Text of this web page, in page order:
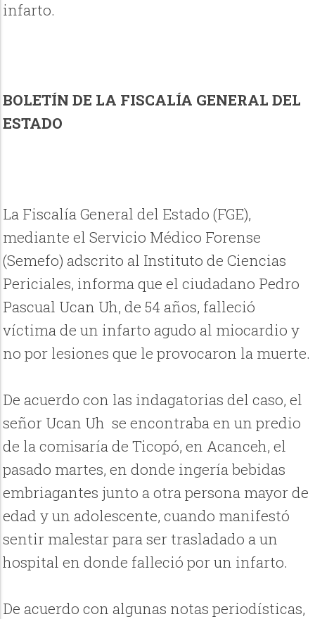
infarto.
BOLETÍN DE LA FISCALÍA GENERAL DEL
ESTADO
La Fiscalía General del Estado (FGE),
mediante el Servicio Médico Forense
(Semefo) adscrito al Instituto de Ciencias
Periciales, informa que el ciudadano Pedro
Pascual Ucan Uh, de 54 años, falleció
víctima de un infarto agudo al miocardio y
no por lesiones que le provocaron la muerte.
De acuerdo con las indagatorias del caso, el
señor Ucan Uh se encontraba en un predio
de la comisaría de Ticopó, en Acanceh, el
pasado martes, en donde ingería bebidas
embriagantes junto a otra persona mayor de
edad y un adolescente, cuando manifestó
sentir malestar para ser trasladado a un
hospital en donde falleció por un infarto.
De acuerdo con algunas notas periodísticas,